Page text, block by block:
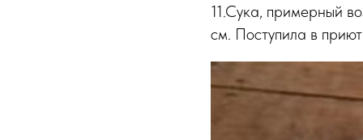
11.Сука, примерный
см. Поступила в